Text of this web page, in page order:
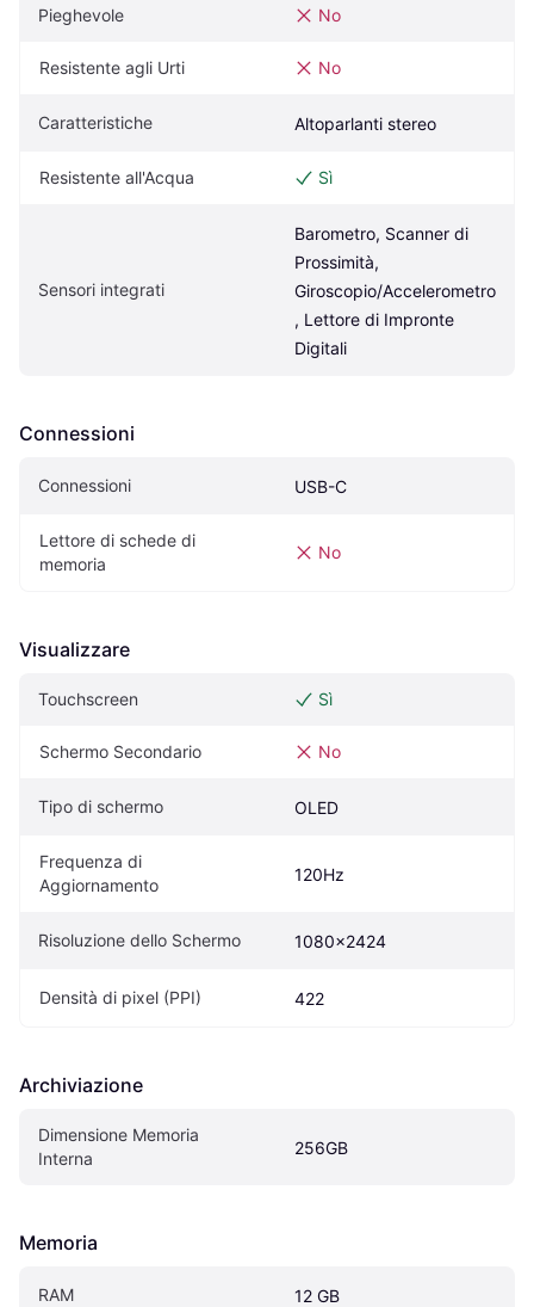
Pieghevole No
Resistente agli Urti No
Caratteristiche Altoparlanti stereo
Resistente all'Acqua Sì
Sensori integrati
Barometro, Scanner di
Prossimità,
Giroscopio/Accelerometro
, Lettore di Impronte
Digitali
Connessioni
Connessioni USB-C
Lettore di schede di
memoria
No
Visualizzare
Touchscreen Sì
Schermo Secondario No
Tipo di schermo OLED
Frequenza di
Aggiornamento
120Hz
Risoluzione dello Schermo 1080x2424
Densità di pixel (PPI) 422
Archiviazione
Dimensione Memoria
Interna
256GB
Memoria
RAM 12 GB